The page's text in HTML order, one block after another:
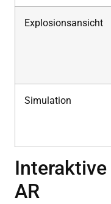
Explosionsansicht
Simulation
AR